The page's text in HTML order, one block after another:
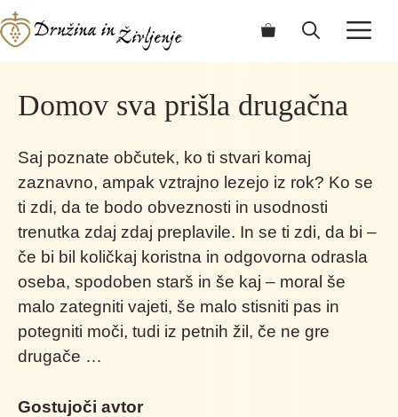
Skip
to
Domov sva prišla drugačna
Saj poznate občutek, ko ti stvari komaj
zaznavno, ampak vztrajno lezejo iz rok? Ko se
ti zdi, da te bodo obveznosti in usodnosti
trenutka zdaj zdaj preplavile. In se ti zdi, da bi –
če bi bil količkaj koristna in odgovorna odrasla
oseba, spodoben starš in še kaj – moral še
malo zategniti vajeti, še malo stisniti pas in
potegniti moči, tudi iz petnih žil, če ne gre
drugače …
Gostujoči avtor